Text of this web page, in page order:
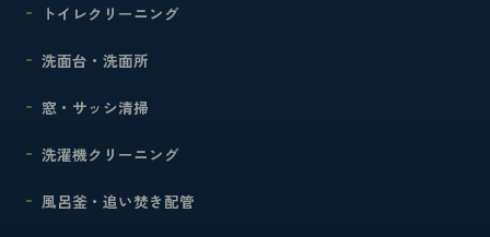
トイレクリーニング
洗面台・洗面所
窓・サッシ清掃
洗濯機クリーニング
風呂釜・追い焚き配管